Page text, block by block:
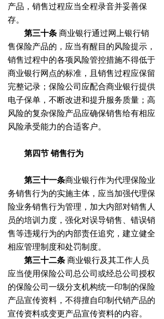
产品，销售过程应当全程录音并妥善保
存。
第三十条商业银行通过网上银行销
售保险产品的，应当有醒目的风险提示，
销售过程中的各项风险管控措施不得低于
商业银行网点的标准，且销售过程应保留
完整记录；保险公司应配合商业银行提供
电子保单，不断改进和提升服务质量；高
风险的复杂保险产品应确保销售给有相应
风险承受能力的合适客户。
第四节销售行为
第三十一条商业银行作为代理保险业
务销售行为的实施主体，应当加强代理保
险业务销售行为管理，加大内部对销售人
员的培训力度，强化对误导销售、错误销
售等违规行为的内部责任追究，建立健全
相应管理制度和处罚制度。
第三十二条商业银行及其工作人员
应当使用保险公司总公司或经总公司授权
的保险公司一级分支机构统一印制的保险
产品宣传资料，不得擅自印制代销产品的
宣传资料或变更产品宣传资料的内容。